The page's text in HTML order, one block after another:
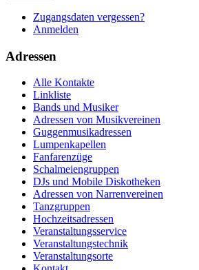
Zugangsdaten vergessen?
Anmelden
Adressen
Alle Kontakte
Linkliste
Bands und Musiker
Adressen von Musikvereinen
Guggenmusikadressen
Lumpenkapellen
Fanfarenzüge
Schalmeiengruppen
DJs und Mobile Diskotheken
Adressen von Narrenvereinen
Tanzgruppen
Hochzeitsadressen
Veranstaltungsservice
Veranstaltungstechnik
Veranstaltungsorte